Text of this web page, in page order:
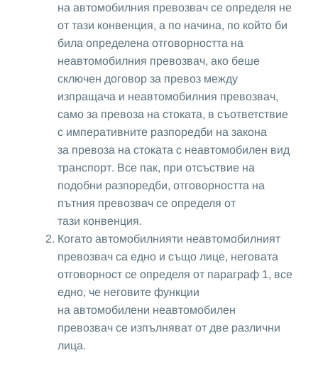
на автомобилния превозвач се определя не
от тази конвенция, а по начина, по който би
била определена отговорността на
неавтомобилния превозвач, ако беше
сключен договор за превоз между
изпращача и неавтомобилния превозвач,
само за превоза на стоката, в съответствие
с императивните разпоредби на закона
за превоза на стоката с неавтомобилен вид
транспорт. Все пак, при отсъствие на
подобни разпоредби, отговорността на
пътния превозвач се определя от
тази конвенция.
Когато автомобилнияти неавтомобилният
превозвач са едно и също лице, неговата
отговорност се определя от параграф 1, все
едно, че неговите функции
на автомобилени неавтомобилен
превозвач се изпълняват от две различни
лица.